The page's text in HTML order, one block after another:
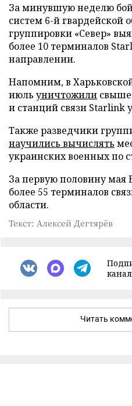
За минувшую неделю
систем 6-й гвардейской
группировки «Север»
более 10 терминалов
направлении.
Напомним, в
июль уничтожили свыше
и станций связи Starlink
Также разведчики
научились вычислять
украинских военных по
За первую половину мая
более 55 терминалов
области.
Текст: Алексей Дегтярёв
Читать